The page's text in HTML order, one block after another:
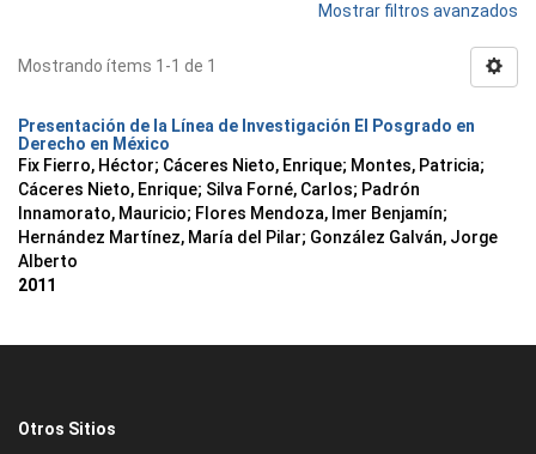
Mostrar filtros avanzados
Mostrando ítems 1-1 de 1
Presentación de la Línea de Investigación El Posgrado en
Derecho en México
Fix Fierro, Héctor; Cáceres Nieto, Enrique; Montes, Patricia;
Cáceres Nieto, Enrique; Silva Forné, Carlos; Padrón
Innamorato, Mauricio; Flores Mendoza, Imer Benjamín;
Hernández Martínez, María del Pilar; González Galván, Jorge
Alberto
2011
Otros Sitios